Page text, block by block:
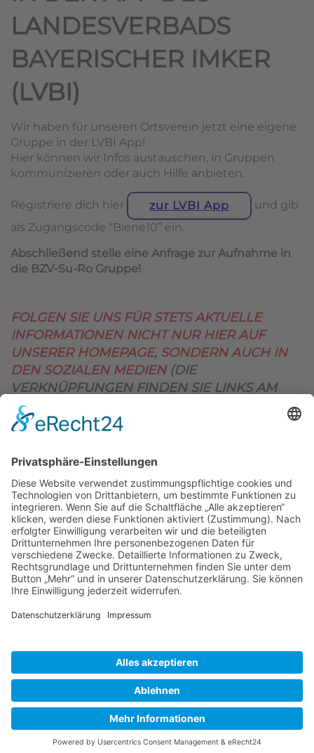
LANDESVERBADS
BAYERISCHER IMKER
(LVBI)
Wir haben für unseren Ortsverein jetzt eine eigene
Gruppe in der LVBI App!
Hier können wir Infos austauschen, in Gruppen
kommunizieren oder auch Hilfe anbieten.
Registriere dich hier zur LVBI App
und gib
als Zugangscode “Biene10” ein.
Abschließend stelle eine Anfrage zur Aufnahme in
die BZV-Su-Ro Gruppe!
FOLGEN SIE UNS FÜR STETS AKTUELLE
INFORMATIONEN NICHT NUR HIER AUF
UNSERER HOMEPAGE, SONDERN AUCH IN
DEN SOZIALEN MEDIEN (DIE
VERKNÜPFUNGEN FINDEN SIE LINKS AM
OBEREN SEITENRAND)
BIENENZUCHTVEREIN SULZBACH-ROSENBERG
1871 E.V.
1. Vorsitzender
Matthias Bohmann
Siebeneichen 13
92237 Sulzbach-Rosenberg
E-Mail: vorstand@bienenzuchtverein-sulzbach-
Copyright © Bienenzuchtverein
Sulzbach-Rosenberg 1871 e.V.
Kontakt|Impressum|Datenschutzerklärung|
Cookie-Einstellungen